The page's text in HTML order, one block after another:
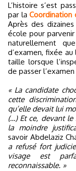
L’histoire s’est
par laCoordination
Après des
école pour
naturellement
d’examen, fixée
taille lorsque
de passer
« La candidate
cette
qu’elle devait lui
(…) Et ce, devant
la moindre
savoir Abdelaziz
a refusé fort
visage est
reconnaissable. »